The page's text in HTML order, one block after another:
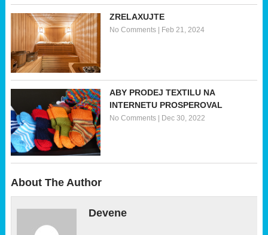
ZRELAXUJTE
No Comments| Feb 21, 2024
ABY PRODEJ TEXTILU NA
INTERNETU PROSPEROVAL
No Comments| Dec 30, 2022
About The Author
Devene